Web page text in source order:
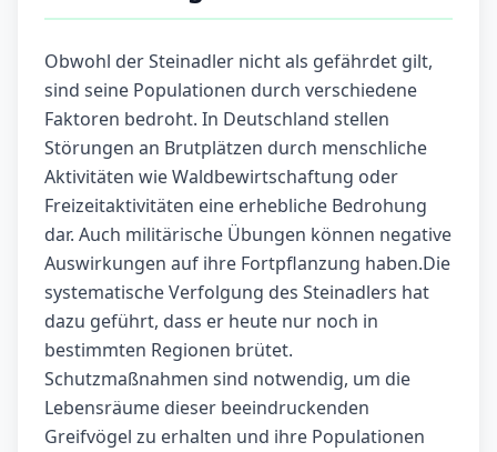
Obwohl der Steinadler nicht als gefährdet gilt,
sind seine Populationen durch verschiedene
Faktoren bedroht. In Deutschland stellen
Störungen an Brutplätzen durch menschliche
Aktivitäten wie Waldbewirtschaftung oder
Freizeitaktivitäten eine erhebliche Bedrohung
dar. Auch militärische Übungen können negative
Auswirkungen auf ihre Fortpflanzung haben.Die
systematische Verfolgung des Steinadlers hat
dazu geführt, dass er heute nur noch in
bestimmten Regionen brütet.
Schutzmaßnahmen sind notwendig, um die
Lebensräume dieser beeindruckenden
Greifvögel zu erhalten und ihre Populationen